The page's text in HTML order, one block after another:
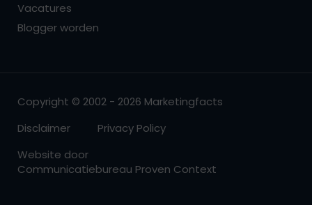
Vacatures
Blogger worden
Copyright © 2002 - 2026 Marketingfacts
Disclaimer
Privacy Policy
Website door
Communicatiebureau Proven Context